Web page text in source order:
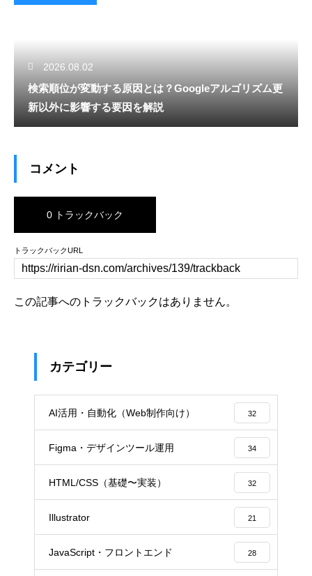
2026.08.02
検索順位が変動する原因とは？Googleアルゴリズム更
新以外に影響する要因を解説
コメント
0 トラックバック
トラックバックURL
この記事へのトラックバックはありません。
カテゴリー
AI活用・自動化（Web制作向け） 32
Figma・デザインツール運用 34
HTML/CSS（基礎〜実装） 32
Illustrator 21
JavaScript・フロントエンド 28